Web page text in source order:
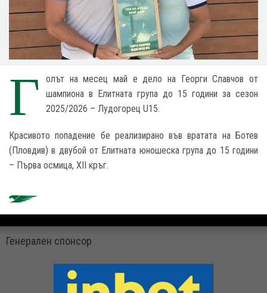
Г
олът на месец май е дело на Георги Славчов от
шампиона в Елитната група до 15 години за сезон
2025/2026 – Лудогорец U15.
Красивото попадение бе реализирано във вратата на Ботев
(Пловдив) в двубой от Елитната юношеска група до 15 години
– Първа осмица, XII кръг.
Генерален спонсор